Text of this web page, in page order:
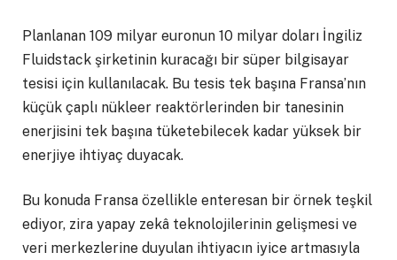
Planlanan 109 milyar euronun 10 milyar doları İngiliz
Fluidstack şirketinin kuracağı bir süper bilgisayar
tesisi için kullanılacak. Bu tesis tek başına Fransa’nın
küçük çaplı nükleer reaktörlerinden bir tanesinin
enerjisini tek başına tüketebilecek kadar yüksek bir
enerjiye ihtiyaç duyacak.
Bu konuda Fransa özellikle enteresan bir örnek teşkil
ediyor, zira yapay zekâ teknolojilerinin gelişmesi ve
veri merkezlerine duyulan ihtiyacın iyice artmasıyla